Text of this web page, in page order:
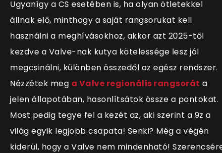
Ugyanígy a CS esetében is, ha olyan ötletekkel
állnak elő, minthogy a saját rangsorukat kell
használni a meghívásokhoz, akkor azt 2025-től
kezdve a Valve-nak kutya kötelessége lesz jól
megcsinálni, különben összedől az egész rendszer.
Nézzétek meg a Valve regionális rangsorát a
jelen állapotában, hasonlítsátok össze a pontokat.
Most pedig tegye fel a kezét az, aki szerint a 9z a
világ egyik legjobb csapata! Senki? Még a végén
kiderül, hogy a Valve nem mindenható!